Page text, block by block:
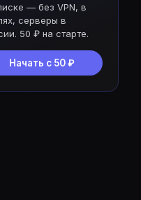
— без VPN, в
серверы в
50 ₽ на старте.
Начать с 50 ₽